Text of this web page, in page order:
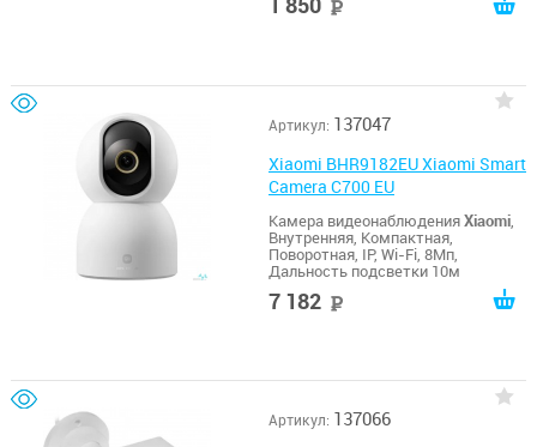
1 850
Артикул: 137047
Xiaomi BHR9182EU Xiaomi Smart
Camera C700 EU
Камера видеонаблюденияXiaomi,
Внутренняя, Компактная,
Поворотная, IP, Wi-Fi, 8Мп,
Дальность подсветки 10м
7 182
Артикул: 137066